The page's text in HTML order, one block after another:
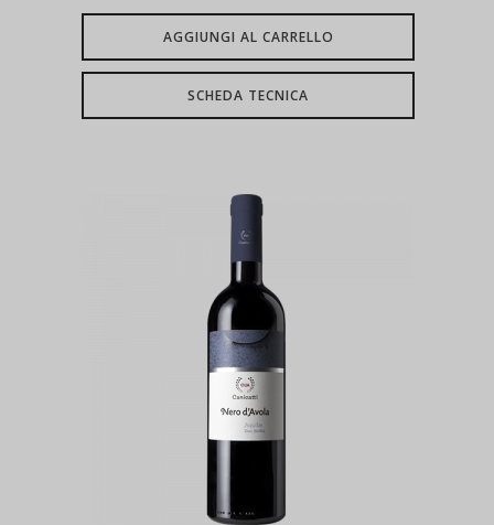
AGGIUNGI AL CARRELLO
SCHEDA TECNICA